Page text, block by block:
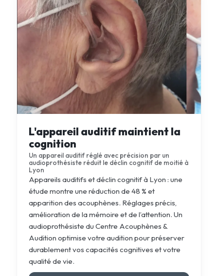
L'appareil auditif maintient la
cognition
Un appareil auditif réglé avec précision par un
audioprothésiste réduit le déclin cognitif de moitié à
Lyon
Appareils auditifs et déclin cognitif à Lyon : une
étude montre une réduction de 48 % et
apparition des acouphènes. Réglages précis,
amélioration de la mémoire et de l’attention. Un
audioprothésiste du Centre Acouphènes &
Audition optimise votre audition pour préserver
durablement vos capacités cognitives et votre
qualité de vie.